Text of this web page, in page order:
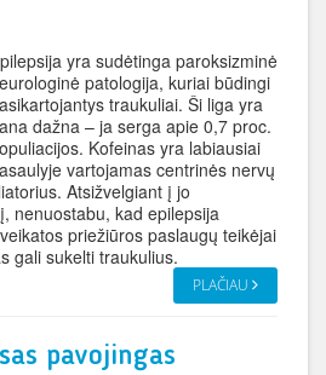
yra sudėtinga paroksizminė
patologija, kuriai būdingi
traukuliai. Ši liga yra
dažna – ja serga apie 0,7 proc.
Kofeinas yra labiausiai
vartojamas centrinės nervų
Atsižvelgiant į jo
nenuostabu, kad epilepsija
priežiūros paslaugų teikėjai
gali sukelti traukulius.
PLAČIAU
pavojingas